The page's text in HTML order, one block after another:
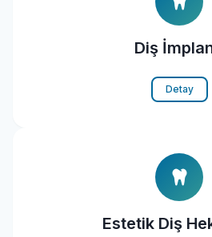
Diş
Detay
Estetik Diş